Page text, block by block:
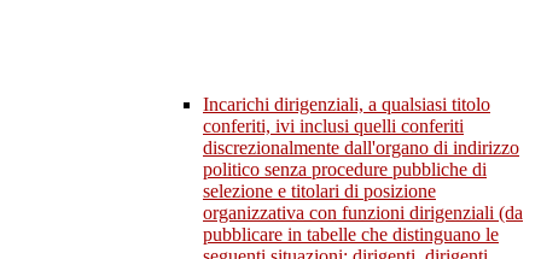
Incarichi dirigenziali, a qualsiasi titolo
conferiti, ivi inclusi quelli conferiti
discrezionalmente dall'organo di indirizzo
politico senza procedure pubbliche di
selezione e titolari di posizione
organizzativa con funzioni dirigenziali (da
pubblicare in tabelle che distinguano le